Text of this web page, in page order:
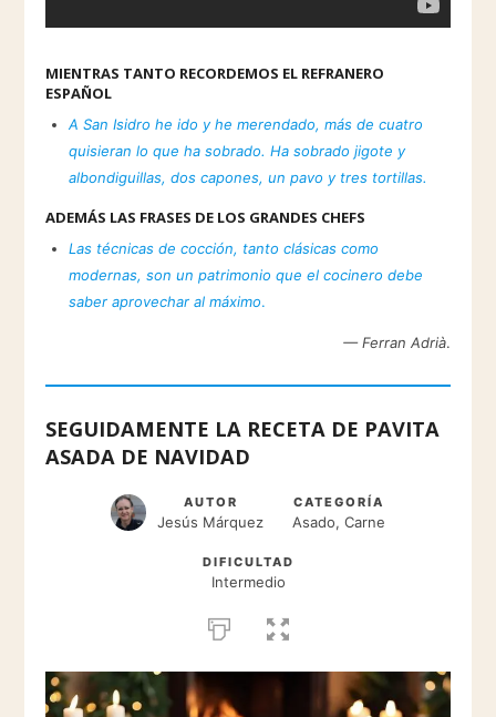
MIENTRAS TANTO RECORDEMOS EL REFRANERO
ESPAÑOL
A San Isidro he ido y he merendado, más de cuatro
quisieran lo que ha sobrado. Ha sobrado jigote y
albondiguillas, dos capones, un pavo y tres tortillas.
ADEMÁS LAS FRASES DE LOS GRANDES CHEFS
Las técnicas de cocción, tanto clásicas como
modernas, son un patrimonio que el cocinero debe
saber aprovechar al máximo.
— Ferran Adrià.
SEGUIDAMENTE LA RECETA DE PAVITA
ASADA DE NAVIDAD
AUTOR
Jesús Márquez
CATEGORÍA
Asado, Carne
DIFICULTAD
Intermedio